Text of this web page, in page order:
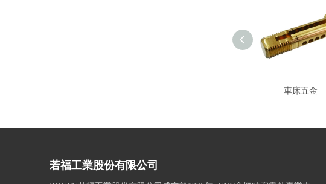
車床五金
若福工業股份有限公司